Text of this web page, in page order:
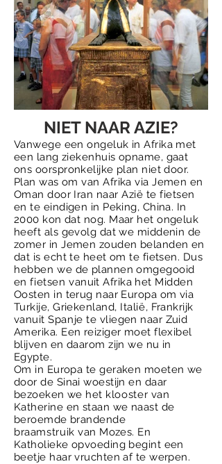
NIET NAAR AZIE?
Vanwege een ongeluk in Afrika met
een lang ziekenhuis opname, gaat
ons oorspronkelijke plan niet door.
Plan was om van Afrika via Jemen en
Oman door Iran naar Azië te fietsen
en te eindigen in Peking, China. In
2000 kon dat nog. Maar het ongeluk
heeft als gevolg dat we middenin de
zomer in Jemen zouden belanden en
dat is echt te heet om te fietsen. Dus
hebben we de plannen omgegooid
enfietsen vanuit Afrika het Midden
Oosten in terug naar Europa om via
Turkije, Griekenland, Italië, Frankrijk
vanuitSpanje te vliegen naar Zuid
Amerika. Een reiziger moet flexibel
blijven en daarom zijn we nu in
Egypte.
Om in Europa te geraken moeten we
door de Sinai woestijn en daar
bezoeken we het klooster van
Katherine en staan we naast de
beroemde brandende
braamstruik van Mozes. En
Katholieke opvoeding begint een
beetje haar vruchten af te werpen.